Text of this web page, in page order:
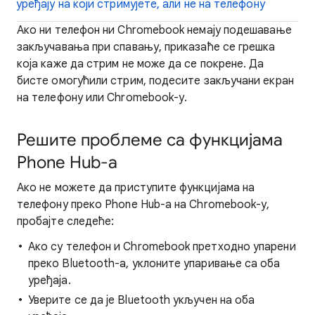
уређају на који стримујете, али не на телефону
Ако ни телефон ни Chromebook немају подешавање
закључавања при спавању, приказаће се грешка
која каже да стрим не може да се покрене. Да
бисте омогућили стрим, подесите закључани екран
на телефону или Chromebook-у.
Решите проблеме са функцијама
Phone Hub-а
Ако не можете да приступите функцијама на
телефону преко Phone Hub-а на Chromebook-у,
пробајте следеће:
Ако су телефон и Chromebook претходно упарени
преко Bluetooth-а, уклоните упаривање са оба
уређаја.
Уверите се да је Bluetooth укључен на оба